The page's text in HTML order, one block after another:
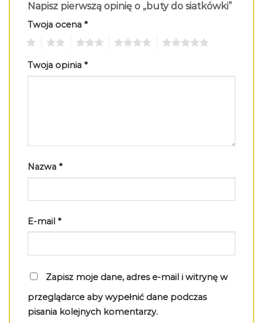
Napisz pierwszą opinię o „buty do siatkówki”
Twoja ocena *
Twoja opinia *
Nazwa *
E-mail *
Zapisz moje dane, adres e-mail i witrynę w
przeglądarce aby wypełnić dane podczas
pisania kolejnych komentarzy.